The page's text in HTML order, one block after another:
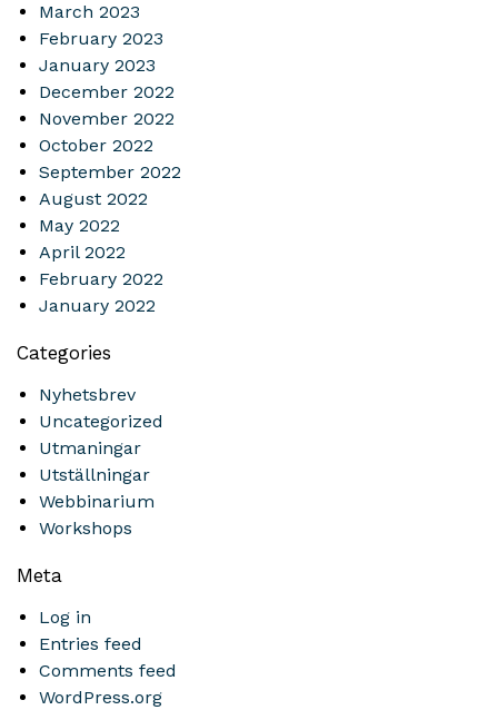
March 2023
February 2023
January 2023
December 2022
November 2022
October 2022
September 2022
August 2022
May 2022
April 2022
February 2022
January 2022
Categories
Nyhetsbrev
Uncategorized
Utmaningar
Utställningar
Webbinarium
Workshops
Meta
Log in
Entries feed
Comments feed
WordPress.org